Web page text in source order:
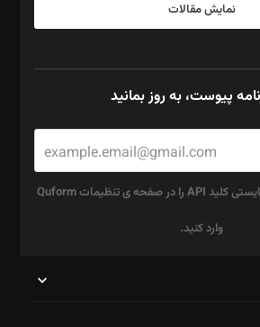
نمایش مقالات
پیوست، به روز بمانید
برای استفاده از ریکپچا بایستی کلید API را در صفحه ی تنظیمات Quform
وارد کنید.